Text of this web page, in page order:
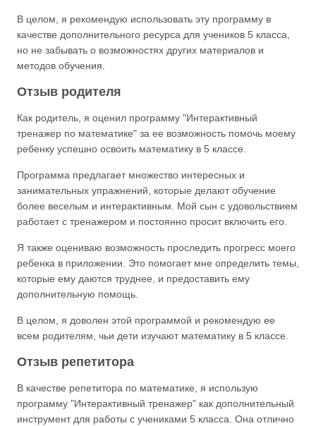
В целом, я рекомендую использовать эту программу в
качестве дополнительного ресурса для учеников 5 класса,
но не забывать о возможностях других материалов и
методов обучения.
Отзыв родителя
Как родитель, я оценил программу "Интерактивный
тренажер по математике" за ее возможность помочь моему
ребенку успешно освоить математику в 5 классе.
Программа предлагает множество интересных и
занимательных упражнений, которые делают обучение
более веселым и интерактивным. Мой сын с удовольствием
работает с тренажером и постоянно просит включить его.
Я также оцениваю возможность проследить прогресс моего
ребенка в приложении. Это помогает мне определить темы,
которые ему даются труднее, и предоставить ему
дополнительную помощь.
В целом, я доволен этой программой и рекомендую ее
всем родителям, чьи дети изучают математику в 5 классе.
Отзыв репетитора
В качестве репетитора по математике, я использую
программу "Интерактивный тренажер" как дополнительный
инструмент для работы с учениками 5 класса. Она отлично